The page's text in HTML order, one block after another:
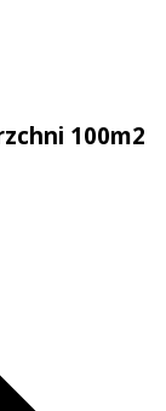
100m2